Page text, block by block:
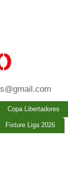
Copa Libertadores
Fixture Liga 2026